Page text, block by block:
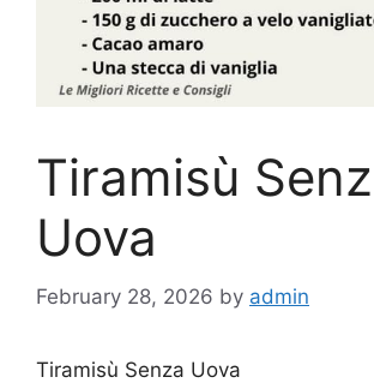
Tiramisù
Uova
February 28, 2026 by admin
Tiramisù Senza Uova